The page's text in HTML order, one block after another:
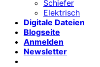
Schiefer
Elektrisch
Digitale Dateien
Blogseite
Anmelden
Newsletter